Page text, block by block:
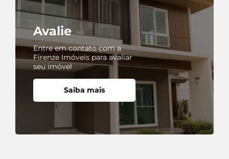
Avalie
Entre em contato com a
Firenze Imóveis para avaliar
seu imóvel
Saiba mais